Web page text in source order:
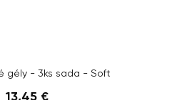
gély - 3ks sada - Soft
13,45 €